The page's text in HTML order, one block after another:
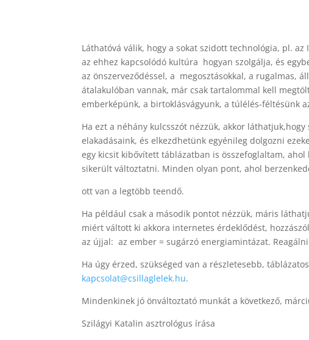
Láthatóvá válik, hogy a sokat szidott technológia, pl.
az ehhez kapcsolódó kultúra hogyan szolgálja, és
azönszerveződéssel, a megosztásokkal, a rugalmas,
átalakulóban vannak, már csak tartalommal kell
emberképünk, a birtoklásvágyunk, a túlélés-féltésünk
Ha ezt a néhány kulcsszót nézzük, akkor
elakadásaink, és elkezdhetünk egyénileg dolgozni
egy kicsit kibővített táblázatban is összefoglaltam, ahol
sikerült változtatni. Minden olyan pont, ahol
ott van a legtöbb teendő.
Ha például csak a második pontot nézzük, máris
miért váltott ki akkora internetesérdeklődést,
az újjal: az ember = sugárzó energiamintázat.
Ha úgy érzed, szükséged van a részletesebb,
kapcsolat@csillaglelek.hu.
Mindenkinek jó önváltoztató munkát a következő,
Szilágyi Katalin asztrológus írása